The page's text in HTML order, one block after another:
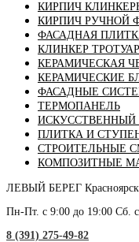
КИРПИЧ
КИРПИЧ РУЧНОЙ
ФАСАДНАЯ
КЛИНКЕР
КЕРАМИЧЕСКАЯ
КЕРАМИЧЕСКИЕ
ФАСАДНЫЕ
ТЕРМОПАНЕЛЬ
ИСКУССТВЕННЫЙ
ПЛИТКА И
СТРОИТЕЛЬНЫЕ
КОМПОЗИТНЫЕ
ЛЕВЫЙ БЕРЕГ
Пн-Пт. с 9:00 до 19:00 Сб.
8 (391) 275-49-82